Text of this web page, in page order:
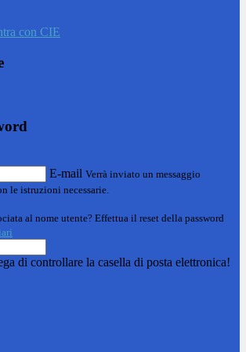
con CIE
E-mail Verrà inviato un messaggio
le istruzioni necessarie.
al nome utente? Effettua il reset della password
di controllare la casella di posta elettronica!